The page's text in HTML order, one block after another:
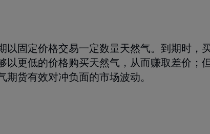
以固定价格交易一定数量天然气。到期时，
以更低的价格购买天然气，从而赚取差价；
货有效对冲负面的市场波动。